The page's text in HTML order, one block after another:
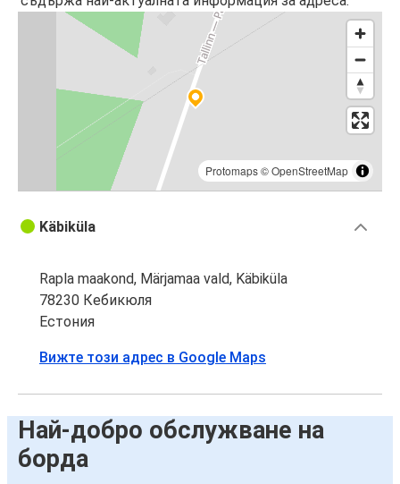
Protomaps©OpenStreetMap
Käbiküla
Rapla maakond, Märjamaa vald, Käbiküla
78230 Кебикюля
Естония
Вижте този адрес в Google Maps
Най-добро обслужване на
борда